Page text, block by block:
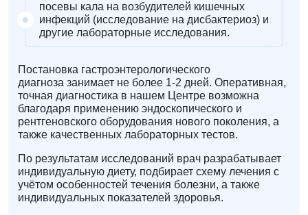
посевы кала на возбудителей кишечных
инфекций (исследование на дисбактериоз) и
другие лабораторные исследования.
Постановка гастроэнтерологического
диагноза занимает не более 1-2 дней. Оперативная,
точная диагностика в нашем Центре возможна
благодаря применению эндоскопического и
рентгеновского оборудования нового поколения, а
также качественных лабораторных тестов.
По результатам исследований врач разрабатывает
индивидуальную диету, подбирает схему лечения с
учётом особенностей течения болезни, а также
индивидуальных показателей здоровья.